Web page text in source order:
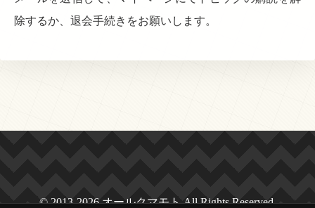
除するか、退会手続きをお願いします。
© 2013-2026 オールクマモト All Rights Reserved.